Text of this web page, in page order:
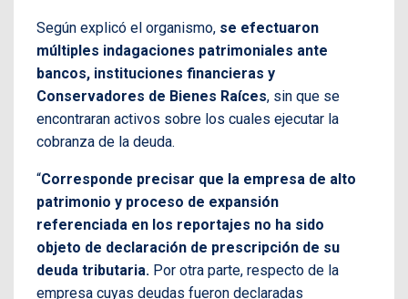
Según explicó el organismo, se efectuaron
múltiples indagaciones patrimoniales ante
bancos, instituciones financieras y
Conservadores de Bienes Raíces, sin que se
encontraran activos sobre los cuales ejecutar la
cobranza de la deuda.
“Corresponde precisar que la empresa de alto
patrimonio y proceso de expansión
referenciada en los reportajes no ha sido
objeto de declaración de prescripción de su
deuda tributaria. Por otra parte, respecto de la
empresa cuyas deudas fueron declaradas